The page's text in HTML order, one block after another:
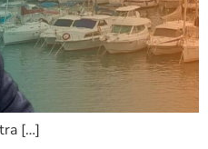
[…]